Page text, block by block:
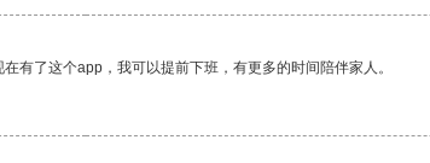
有了这个app，我可以提前下班，有更多的时间陪伴家人。